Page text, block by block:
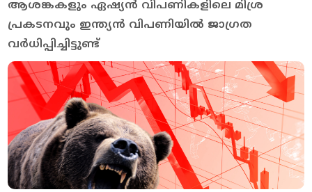
ആശങ്കകളും ഏഷ്യൻ വിപണികളിലെ മിശ്ര
പ്രകടനവും ഇന്ത്യൻ വിപണിയിൽ ജാഗ്രത
വർധിപ്പിച്ചിട്ടുണ്ട്